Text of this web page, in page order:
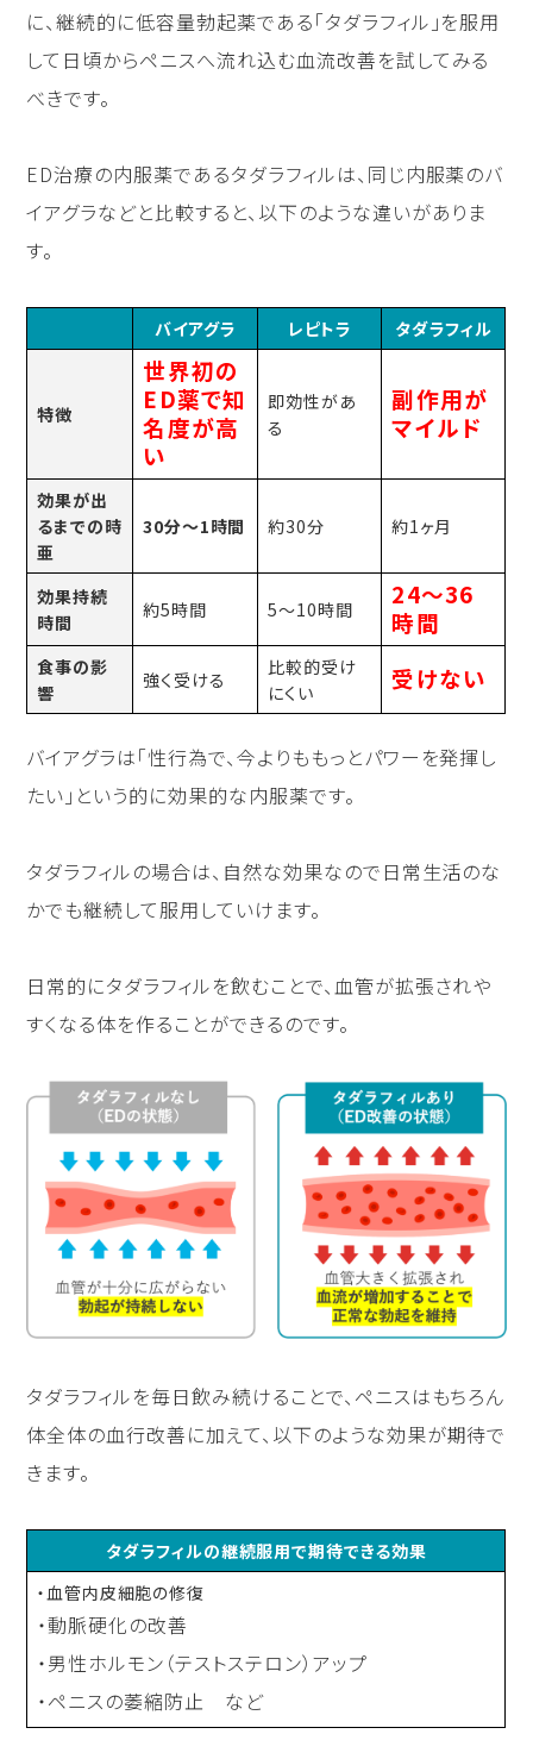
に、継続的に低容量勃起薬である「タダラフィル」を服用
して日頃からペニスへ流れ込む血流改善を試してみる
べきです。
ED治療の内服薬であるタダラフィルは、同じ内服薬のバ
イアグラなどと比較すると、以下のような違いがありま
す。
バイアグラ レピトラ タダラフィル
特徴
世界初の
ED薬で知
名度が高
い
即効性があ
る
副作用が
マイルド
効果が出
るまでの時
亜
30分〜1時間 約30分 約1ヶ月
効果持続
時間
約5時間 5〜10時間
24〜36
時間
食事の影
響
強く受ける
比較的受け
にくい
受けない
バイアグラは「性行為で、今よりももっとパワーを発揮し
たい」という的に効果的な内服薬です。
タダラフィルの場合は、自然な効果なので日常生活のな
かでも継続して服用していけます。
日常的にタダラフィルを飲むことで、血管が拡張されや
すくなる体を作ることができるのです。
タダラフィルを毎日飲み続けることで、ペニスはもちろん
体全体の血行改善に加えて、以下のような効果が期待で
きます。
タダラフィルの継続服用で期待できる効果
・血管内皮細胞の修復
・動脈硬化の改善
・男性ホルモン（テストステロン）アップ
・ペニスの萎縮防止 など